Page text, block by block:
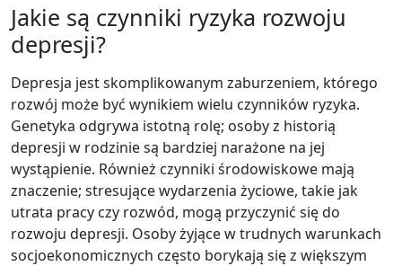
Jakie są czynniki ryzyka rozwoju
depresji?
Depresja jest skomplikowanym zaburzeniem, którego
rozwój może być wynikiem wielu czynników ryzyka.
Genetyka odgrywa istotną rolę; osoby z historią
depresji w rodzinie są bardziej narażone na jej
wystąpienie. Również czynniki środowiskowe mają
znaczenie; stresujące wydarzenia życiowe, takie jak
utrata pracy czy rozwód, mogą przyczynić się do
rozwoju depresji. Osoby żyjące w trudnych warunkach
socjoekonomicznych często borykają się z większym